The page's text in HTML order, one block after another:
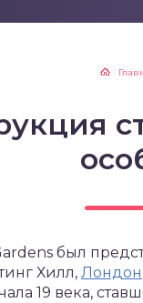
был
Хилл, Лондон
19 века,